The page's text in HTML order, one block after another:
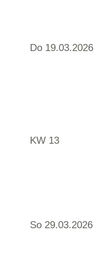
Do 19.03.2026
KW 13
So 29.03.2026